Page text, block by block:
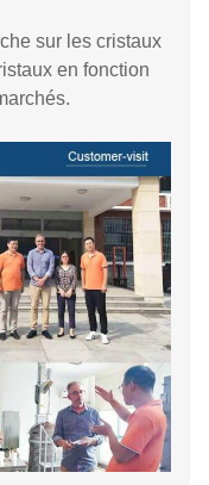
sur les cristaux
en fonction